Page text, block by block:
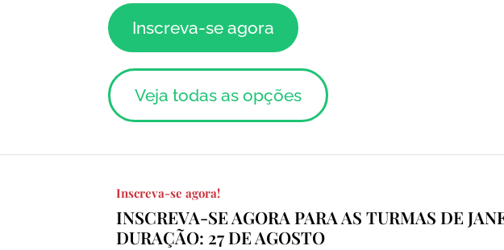
Inscreva-se agora
Veja todas as opções
Inscreva-se agora!
INSCREVA-SE AGORA PARA AS TURMAS DE
DURAÇÃO: 27 DE AGOSTO